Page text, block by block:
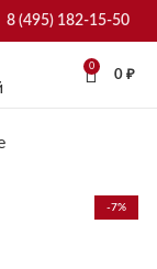
8 (495) 182-15-50
0
0 ₽
-7%